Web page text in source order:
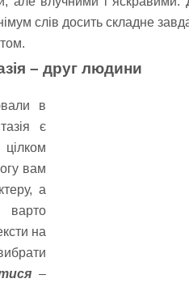
слів досить складне
– друг людини
в
є
вам
а
варто
на
–